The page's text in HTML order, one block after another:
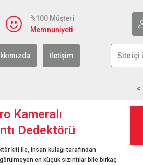
%100 Müşteri
Memnuniyeti
İletişim
Kameralı
Dedektörü
kiti ile, insan kulağı tarafından
en küçük sızıntılar bile birkaç